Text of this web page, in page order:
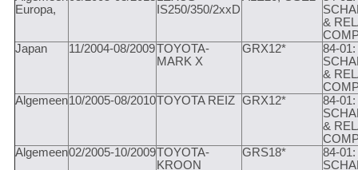
Europa,
IS250/350/2xxD
&
Japan
11/2004-08/2009TOYOTA-
MARK X
GRX12*
84-01:
&
Algemeen10/2005-08/2010TOYOTA REIZ GRX12*
84-01:
&
Algemeen02/2005-10/2009TOYOTA-
KROON
GRS18*
84-01: